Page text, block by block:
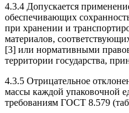
4.3.4 Допускается
обеспечивающих
при хранении и
материалов,
[3] или нормативными
территории государства,
4.3.5 Отрицательное
массы каждой упаковочной
требованиям ГОСТ 8.579